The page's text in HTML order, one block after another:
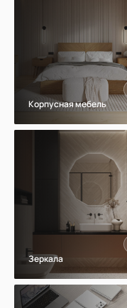
Корпусная мебель
Зеркала